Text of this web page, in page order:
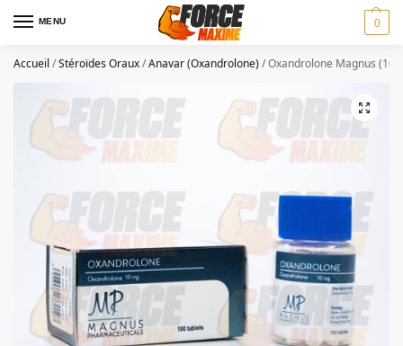
MENU 0
Accueil /Stéroïdes Oraux/Anavar (Oxandrolone)/Oxandrolone Magnus (10